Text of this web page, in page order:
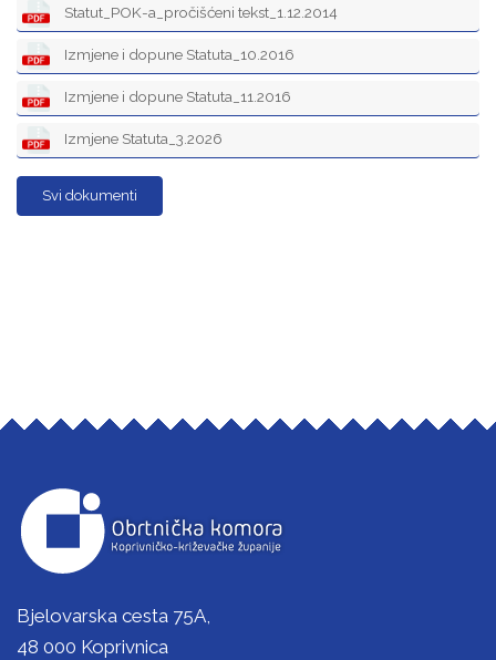
Statut_POK-a_pročišćeni tekst_1.12.2014
Izmjene i dopune Statuta_10.2016
Izmjene i dopune Statuta_11.2016
Izmjene Statuta_3.2026
Svi dokumenti
Bjelovarska cesta 75A,
48 000 Koprivnica